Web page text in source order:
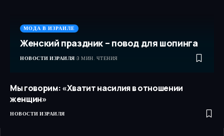
МОДА В ИЗРАИЛЕ
Женский праздник – повод для шопинга
НОВОСТИ ИЗРАИЛЯ 3 МИН. ЧТЕНИЯ
Мы говорим: «Хватит насилия в отношении
женщин»
НОВОСТИ ИЗРАИЛЯ